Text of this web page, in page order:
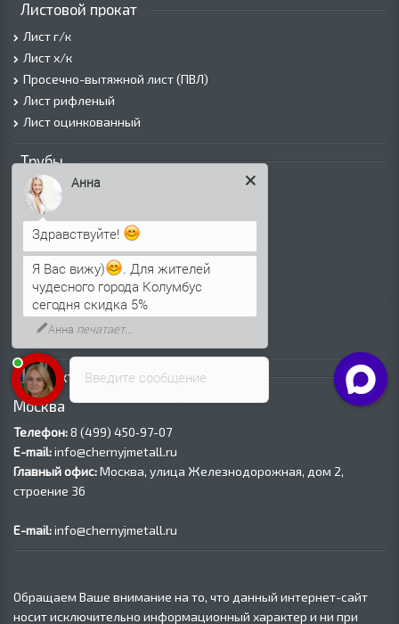
Листовой прокат
Лист г/к
Лист х/к
Просечно-вытяжной лист (ПВЛ)
Лист рифленый
Лист оцинкованный
Трубы
Трубы горячедеформированные
Труба холоднодеформированная
Трубы ВГП (Водогазопроводные)
Трубы ВГП оцинкованные
Трубы электросварные круглые
Трубы электросварные квадратные
Трубы электросварные прямоугольные
Трубы электросварные оцинкованные
Контакты
Москва
Телефон:8 (499) 450‑97-07
E-mail:info@chernyjmetall.ru
Главный офис:Москва, улица Железнодорожная, дом 2,
строение 36
E-mail:info@chernyjmetall.ru
Обращаем Ваше внимание на то, что данный интернет-сайт
носит исключительно информационный характер и ни при
Введите сообщение
Анна
Здравствуйте!
Я Вас вижу)
. Для жителей
чудесного города Колумбус
сегодня скидка 5%
Анна печатает...